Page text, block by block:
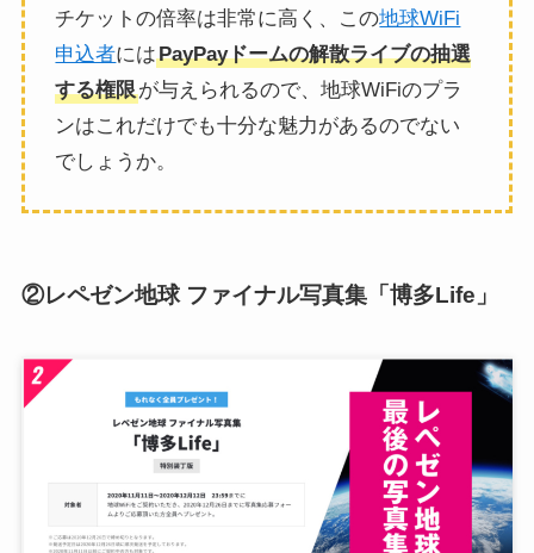
チケットの倍率は非常に高く、この地球WiFi
申込者にはPayPayドームの解散ライブの抽選
する権限が与えられるので、地球WiFiのプラ
ンはこれだけでも十分な魅力があるのでない
でしょうか。
②レペゼン地球 ファイナル写真集「博多Life」